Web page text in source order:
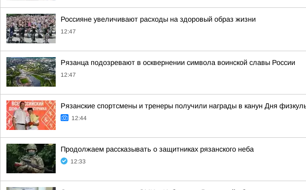
Россияне увеличивают расходы на здоровый образ жизни
12:47
Рязанца подозревают в осквернении символа воинской славы России
12:47
Рязанские спортсмены и тренеры получили награды в канун Дня
12:44
Продолжаем рассказывать о защитниках рязанского неба
12:33